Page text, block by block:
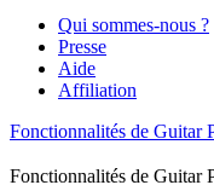
Qui sommes-nous ?
Presse
Aide
Affiliation
Fonctionnalités de Guitar
Fonctionnalités de Guitar